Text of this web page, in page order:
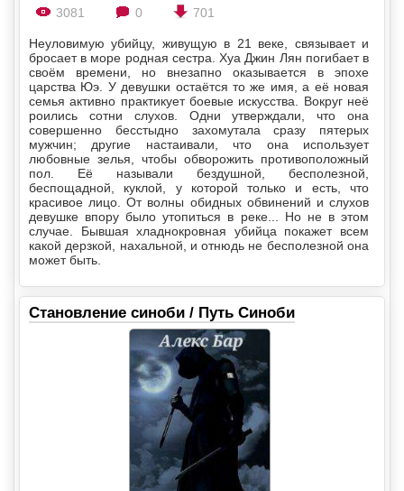
3081
0 701
Неуловимую убийцу, живущую в 21 веке, связывает и
бросает в море родная сестра. Хуа Джин Лян погибает в
своём времени, но внезапно оказывается в эпохе
царства Юэ. У девушки остаётся то же имя, а её новая
семья активно практикует боевые искусства. Вокруг неё
роились сотни слухов. Одни утверждали, что она
совершенно бесстыдно захомутала сразу пятерых
мужчин; другие настаивали, что она использует
любовные зелья, чтобы обворожить противоположный
пол. Её называли бездушной, бесполезной,
беспощадной, куклой, у которой только и есть, что
красивое лицо. От волны обидных обвинений и слухов
девушке впору было утопиться в реке... Но не в этом
случае. Бывшая хладнокровная убийца покажет всем
какой дерзкой, нахальной, и отнюдь не бесполезной она
может быть.
Становление синоби / Путь Синоби